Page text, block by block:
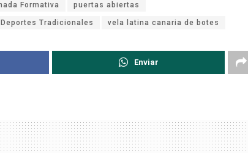
Formativa puertas abiertas
Tradicionales vela latina canaria de botes
Enviar